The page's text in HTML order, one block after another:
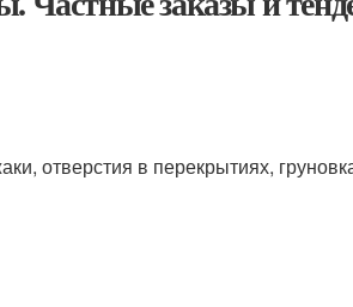
отверстия в перекрытиях,